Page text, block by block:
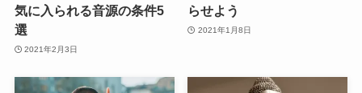
気に入られる音源の条件5
選
2021年2月3日
らせよう
2021年1月8日